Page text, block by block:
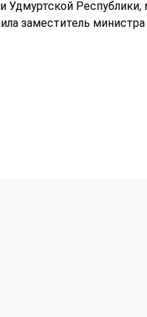
Удмуртской
заместитель